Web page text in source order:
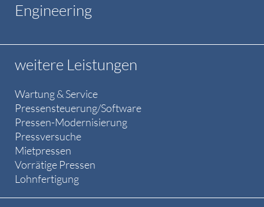
Engineering
weitere Leistungen
Wartung & Service
Pressensteuerung/Software
Pressen-Modernisierung
Pressversuche
Mietpressen
Vorrätige Pressen
Lohnfertigung